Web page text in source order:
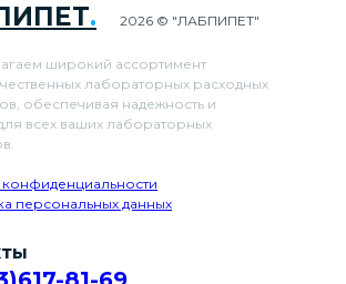
.
широкий ассортимент
лабораторных расходных
обеспечивая надежность и
всех ваших лабораторных
конфиденциальности
персональных данных
2026 © "ЛАБПИПЕТ"